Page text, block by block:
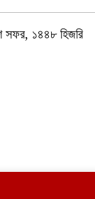
সফর, ১৪৪৮ হিজরি